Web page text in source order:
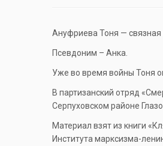
Ануфриева Тоня — связная
Псевдоним – Анка.
Уже во время войны Тоня
В партизанский отряд
Серпуховском районе
Материал взят из книги
Института марксизма-